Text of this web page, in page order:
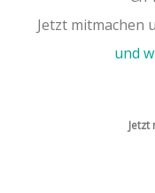
Jetzt mitmachen
und
Jetzt